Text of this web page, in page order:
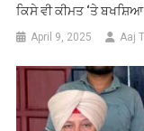
ਕਿਸੇ ਵੀ ਕੀਮਤ ‘ਤੇ ਬਖਸ਼ਿਆ
April 9, 2025 Aaj